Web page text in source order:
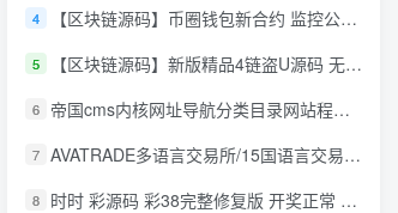
4 【区块链源码】币圈钱包新合约 监控公链转账地址 尾数模拟转账数据生成 0 U攻击带安装说明
5 【区块链源码】新版精品4链盗U源码 无限开代理模式 后台 代理数据可看 包含搭建教程
6 帝国cms内核网址导航分类目录网站程序源码
7 AVATRADE多语言交易所/15国语言交易所/合约交易/期权交易/币币交易/申购/矿机/风控/前端wap/pc纯源码/带搭建教程
8 时时 彩源码 彩38完整修复版 开奖正常 带手机wap